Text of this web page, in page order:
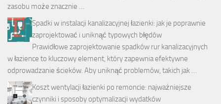
zasobu może znacznie …
Spadki w instalacji kanalizacyjnej łazienki: jak je poprawnie
zaprojektować i uniknąć typowych błędów
Prawidłowe zaprojektowanie spadków rur kanalizacyjnych
w łazience to kluczowy element, który zapewnia efektywne
odprowadzanie ścieków. Aby uniknąć problemów, takich jak …
Koszt wentylacji łazienki po remoncie: najważniejsze
czynniki i sposoby optymalizacji wydatków